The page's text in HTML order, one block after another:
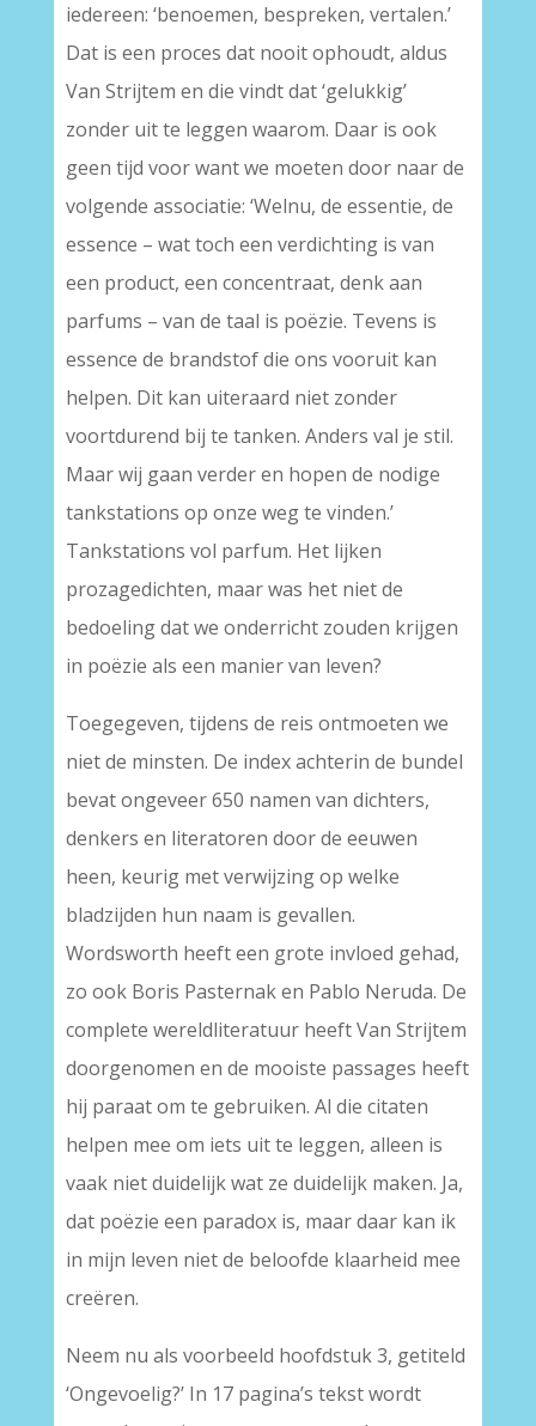
iedereen: ‘benoemen, bespreken, vertalen.’
Dat is een proces dat nooit ophoudt, aldus
Van Strijtem en die vindt dat ‘gelukkig’
zonder uit te leggen waarom. Daar is ook
geen tijd voor want we moeten door naar de
volgende associatie: ‘Welnu, de essentie, de
essence – wat toch een verdichting is van
een product, een concentraat, denk aan
parfums – van de taal is poëzie. Tevens is
essence de brandstof die ons vooruit kan
helpen. Dit kan uiteraard niet zonder
voortdurend bij te tanken. Anders val je stil.
Maar wij gaan verder en hopen de nodige
tankstations op onze weg te vinden.’
Tankstations vol parfum. Het lijken
prozagedichten, maar was het niet de
bedoeling dat we onderricht zouden krijgen
in poëzie als een manier van leven?
Toegegeven, tijdens de reis ontmoeten we
niet de minsten. De index achterin de bundel
bevat ongeveer 650 namen van dichters,
denkers en literatoren door de eeuwen
heen, keurig met verwijzing op welke
bladzijden hun naam is gevallen.
Wordsworth heeft een grote invloed gehad,
zo ook Boris Pasternak en Pablo Neruda. De
complete wereldliteratuur heeft Van Strijtem
doorgenomen en de mooiste passages heeft
hij paraat om te gebruiken. Al die citaten
helpen mee om iets uit te leggen, alleen is
vaak niet duidelijk wat ze duidelijk maken. Ja,
dat poëzie een paradox is, maar daar kan ik
in mijn leven niet de beloofde klaarheid mee
creëren.
Neem nu als voorbeeld hoofdstuk 3, getiteld
‘Ongevoelig?’ In 17 pagina’s tekst wordt